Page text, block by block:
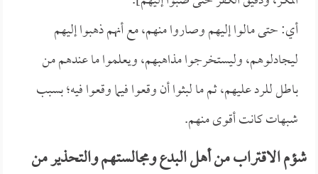
أي: حتى مالوا إليهم وصاروا منهم، مع أنهم ذهبوا إليهم
ليجادلوهم، وليستخرجوا مذاهبهم، ويعلموا ما عندهم من
باطل للرد عليهم، ثم ما لبثوا أن وقعوا فيما وقعوا فيه؛ بسبب
شبهات كانت أقوى منهم.
شؤم الاقتراب من أهل البدع ومجالستهم والتحذير من